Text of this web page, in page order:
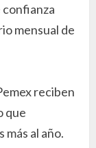
mensual de
reciben
que
al año.